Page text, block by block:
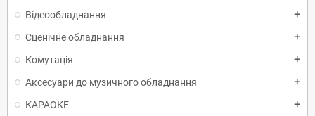
Відеообладнання add
Сценічне обладнання add
Комутація add
Аксесуари до музичного обладнання add
КАРАОКЕ add